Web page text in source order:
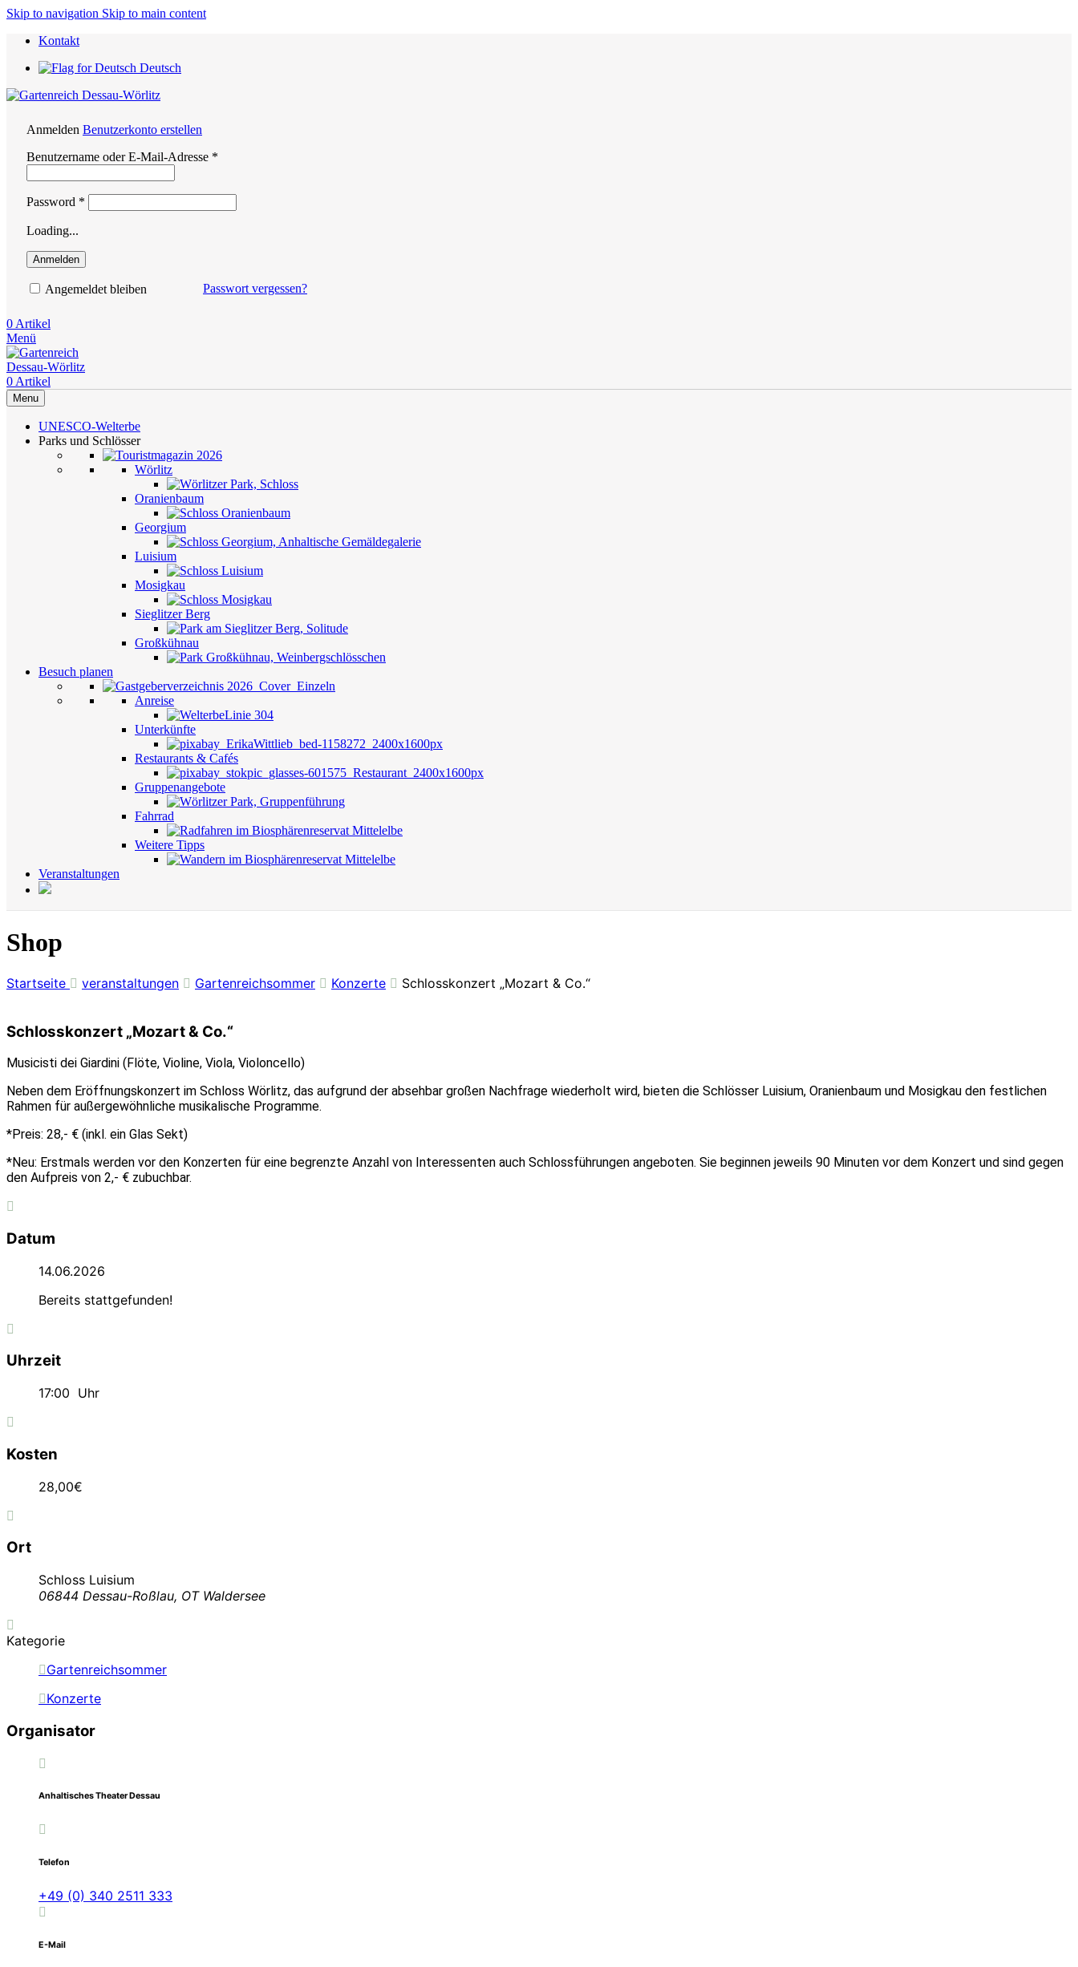
Skip to navigation Skip to main content
Kontakt
Deutsch
Anmelden Benutzerkonto erstellen
Benutzername oder E-Mail-Adresse *
Password *
Loading...
Anmelden
Passwort vergessen?
Angemeldet bleiben
0 Artikel
Menü
0 Artikel
Menu
UNESCO-Welterbe
Parks und Schlösser
Wörlitz
Oranienbaum
Georgium
Luisium
Mosigkau
Sieglitzer Berg
Großkühnau
Besuch planen
Anreise
Unterkünfte
Restaurants & Cafés
Gruppenangebote
Fahrrad
Weitere Tipps
Veranstaltungen
Shop
Startseite veranstaltungen Gartenreichsommer Konzerte Schlosskonzert „Mozart & Co.“
Schlosskonzert „Mozart & Co.“
Musicisti dei Giardini (Flöte, Violine, Viola, Violoncello)
Neben dem Eröffnungskonzert im Schloss Wörlitz, das aufgrund der absehbar großen Nachfrage wiederholt wird, bieten die Schlösser Luisium, Oranienbaum und Mosigkau den festlichen
Rahmen für außergewöhnliche musikalische Programme.
*Preis: 28,- € (inkl. ein Glas Sekt)
*Neu: Erstmals werden vor den Konzerten für eine begrenzte Anzahl von Interessenten auch Schlossführungen angeboten. Sie beginnen jeweils 90 Minuten vor dem Konzert und sind gegen
den Aufpreis von 2,- € zubuchbar.
Datum
14.06.2026
Bereits stattgefunden!
Uhrzeit
17:00 Uhr
Kosten
28,00€
Ort
Schloss Luisium
06844 Dessau-Roßlau, OT Waldersee
Kategorie
Gartenreichsommer
Konzerte
Organisator
Anhaltisches Theater Dessau
Telefon
+49 (0) 340 2511 333
E-Mail